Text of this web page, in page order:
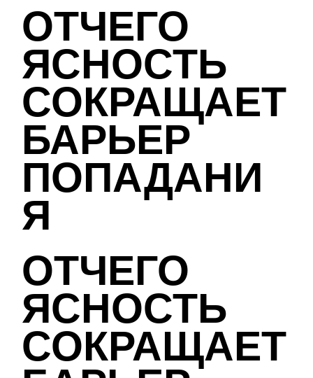
ОТЧЕГО
ЯСНОСТЬ
СОКРАЩАЕТ
БАРЬЕР
ПОПАДАНИ
Я
ОТЧЕГО
ЯСНОСТЬ
СОКРАЩАЕТ